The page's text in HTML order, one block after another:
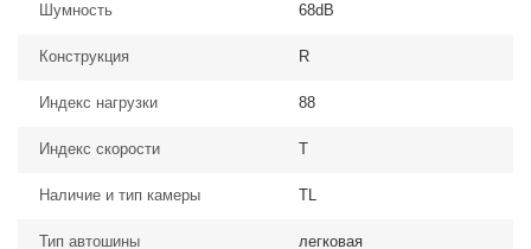
Шумность 68dB
Конструкция R
Индекс нагрузки 88
Индекс скорости T
Наличие и тип камеры TL
Тип автошины легковая